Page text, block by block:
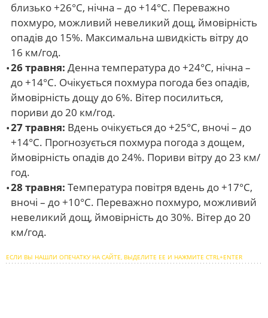
близько +26°С, нічна – до +14°С. Переважно
похмуро, можливий невеликий дощ, ймовірність
опадів до 15%. Максимальна швидкість вітру до
16 км/год.
26 травня: Денна температура до +24°С, нічна –
до +14°С. Очікується похмура погода без опадів,
ймовірність дощу до 6%. Вітер посилиться,
пориви до 20 км/год.
27 травня: Вдень очікується до +25°С, вночі – до
+14°С. Прогнозується похмура погода з дощем,
ймовірність опадів до 24%. Пориви вітру до 23 км/
год.
28 травня: Температура повітря вдень до +17°С,
вночі – до +10°С. Переважно похмуро, можливий
невеликий дощ, ймовірність до 30%. Вітер до 20
км/год.
ЕСЛИ ВЫ НАШЛИ ОПЕЧАТКУ НА САЙТЕ, ВЫДЕЛИТЕ ЕЕ И НАЖМИТЕ CTRL+ENTER